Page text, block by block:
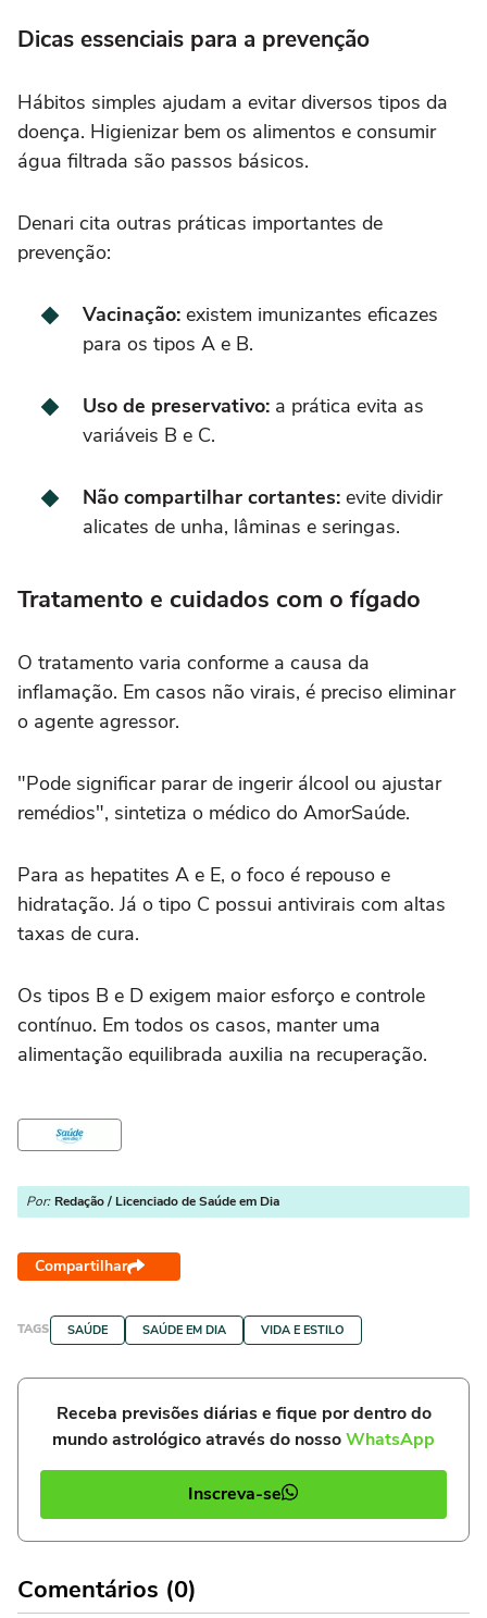
Dicas essenciais para a prevenção
Hábitos simples ajudam a evitar diversos tipos da
doença. Higienizar bem os alimentos e consumir
água filtrada são passos básicos.
Denari cita outras práticas importantes de
prevenção:
Vacinação: existem imunizantes eficazes
para os tipos A e B.
Uso de preservativo: a prática evita as
variáveis B e C.
Não compartilhar cortantes: evite dividir
alicates de unha, lâminas e seringas.
Tratamento e cuidados com o fígado
O tratamento varia conforme a causa da
inflamação. Em casos não virais, é preciso eliminar
o agente agressor.
"Pode significar parar de ingerir álcool ou ajustar
remédios", sintetiza o médico do AmorSaúde.
Para as hepatites A e E, o foco é repouso e
hidratação. Já o tipo C possui antivirais com altas
taxas de cura.
Os tipos B e D exigem maior esforço e controle
contínuo. Em todos os casos, manter uma
alimentação equilibrada auxilia na recuperação.
Por: Redação / Licenciado de Saúde em Dia
Compartilhar
TAGS SAÚDE SAÚDE EM DIA VIDA E ESTILO
Receba previsões diárias e fique por dentro do
mundo astrológico através do nossoWhatsApp
Inscreva-se
Comentários (0)